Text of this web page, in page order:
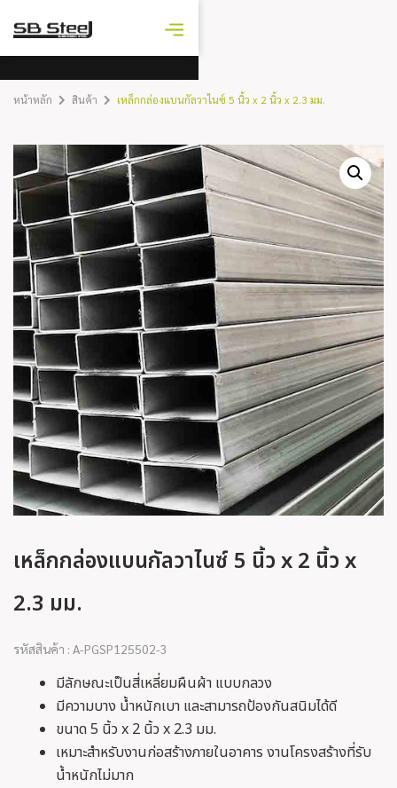
ราคาเหล็ก
หน้าหลัก สินค้า เหล็กกล่องแบนกัลวาไนซ์ 5 นิ้ว x 2 นิ้ว x 2.3 มม.
เหล็กกล่องแบนกัลวาไนซ์ 5 นิ้ว x 2 นิ้ว x
2.3 มม.
รหัสสินค้า : A-PGSP125502-3
มีลักษณะเป็นสี่เหลี่ยมผืนผ้า แบบกลวง
มีความบาง น้ำหนักเบา และสามารถป้องกันสนิมได้ดี
ขนาด 5 นิ้ว x 2 นิ้ว x 2.3 มม.
เหมาะสำหรับงานก่อสร้างภายในอาคาร งานโครงสร้างที่รับ
น้ำหนักไม่มาก